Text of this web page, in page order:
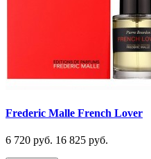
Frederic Malle French Lover
6 720 руб. 16 825 руб.